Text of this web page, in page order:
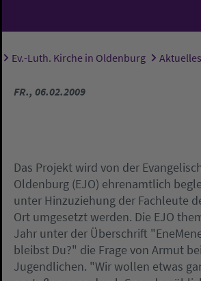
Sie sind hier:
Ev.-Luth. Kirche in Oldenburg Aktuelles
FR., 06.02.2009
Das Projekt wird von der
Oldenburg (EJO) ehrenamtlich
unter Hinzuziehung der Fachleute
Ort umgesetzt werden. Die EJO
Jahr unter der Überschrift
bleibst Du?" die Frage von Armut
Jugendlichen. "Wir wollen etwas